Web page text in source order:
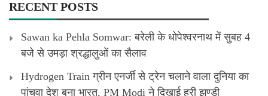
RECENT POSTS
Sawan ka Pehla Somwar: बरेली के धोपेश्वरनाथ में सुबह 4
बजे से उमड़ा श्रद्धालुओं का सैलाव
Hydrogen Train ग्रीन एनर्जी से ट्रेन चलाने वाला दुनिया का
पांचवा देश बना भारत, PM Modi ने दिखाई हरी झण्डी